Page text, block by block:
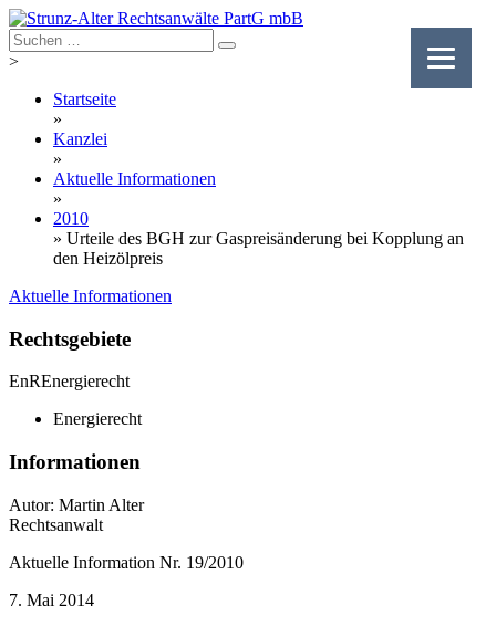
Skip
to
content
>
Startseite
»
Kanzlei
»
Aktuelle Informationen
»
2010
» Urteile des BGH zur Gaspreisänderung bei Kopplung an
den Heizölpreis
Aktuelle Informationen
Rechtsgebiete
EnREnergierecht
Energierecht
Informationen
Autor: Martin Alter
Rechtsanwalt
Aktuelle Information Nr. 19/2010
7. Mai 2014